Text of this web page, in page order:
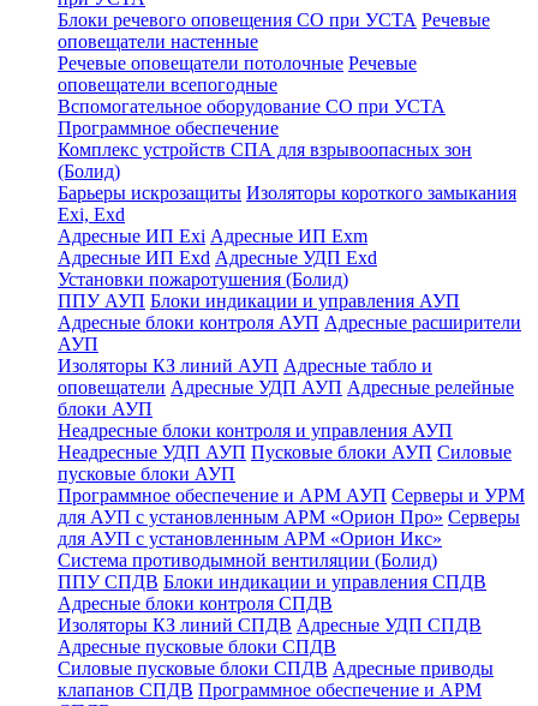
Блоки речевого оповещения СО при УСТА Речевые
оповещатели настенные
Речевые оповещатели потолочные Речевые
оповещатели всепогодные
Вспомогательное оборудование СО при УСТА
Программное обеспечение
Комплекс устройств СПА для взрывоопасных зон
(Болид)
Барьеры искрозащиты Изоляторы короткого замыкания
Exi, Exd
Адресные ИП Exi Адресные ИП Exm
Адресные ИП Exd Адресные УДП Exd
Установки пожаротушения (Болид)
ППУ АУП Блоки индикации и управления АУП
Адресные блоки контроля АУП Адресные расширители
АУП
Изоляторы КЗ линий АУП Адресные табло и
оповещатели Адресные УДП АУП Адресные релейные
блоки АУП
Неадресные блоки контроля и управления АУП
Неадресные УДП АУП Пусковые блоки АУП Силовые
пусковые блоки АУП
Программное обеспечение и АРМ АУП Серверы и УРМ
для АУП с установленным АРМ «Орион Про» Серверы
для АУП с установленным АРМ «Орион Икс»
Система противодымной вентиляции (Болид)
ППУ СПДВ Блоки индикации и управления СПДВ
Адресные блоки контроля СПДВ
Изоляторы КЗ линий СПДВ Адресные УДП СПДВ
Адресные пусковые блоки СПДВ
Силовые пусковые блоки СПДВ Адресные приводы
клапанов СПДВ Программное обеспечение и АРМ